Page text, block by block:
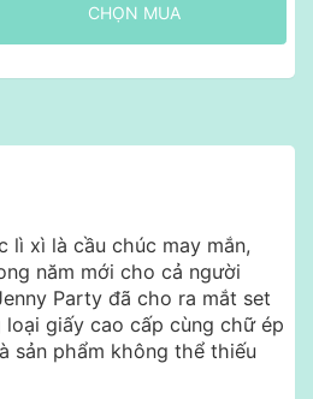
CHỌN MUA
lì xì là cầu chúc may mắn,
năm mới cho cả người
Party đã cho ra mắt set
giấy cao cấp cùng chữ ép
sản phẩm không thể thiếu